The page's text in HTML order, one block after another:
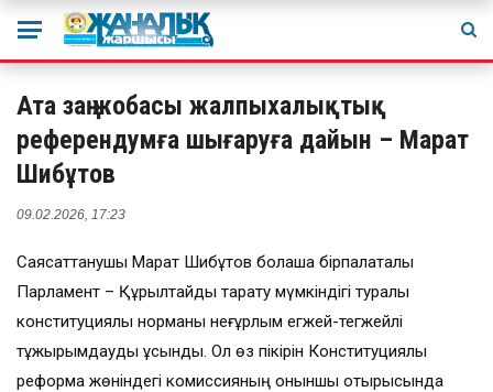
Ата заң жобасы жалпыхалықтық
референдумға шығаруға дайын – Марат
Шибұтов
09.02.2026, 17:23
Саясаттанушы Марат Шибұтов болашақ бірпалаталы
Парламент – Құрылтайды тарату мүмкіндігі туралы
конституциялық норманы неғұрлым егжей-тегжейлі
тұжырымдауды ұсынды. Ол өз пікірін Конституциялық
реформа жөніндегі комиссияның оныншы отырысында